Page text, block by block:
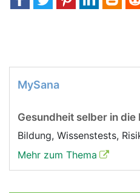
MySana
Gesundheit selber in die
Bildung, Wissenstests,
Mehr zum Thema